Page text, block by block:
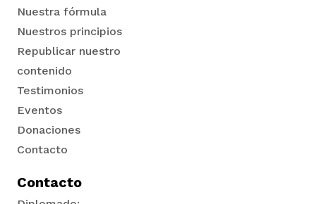
Nuestra fórmula
Nuestros principios
Republicar nuestro
contenido
Testimonios
Eventos
Donaciones
Contacto
Contacto